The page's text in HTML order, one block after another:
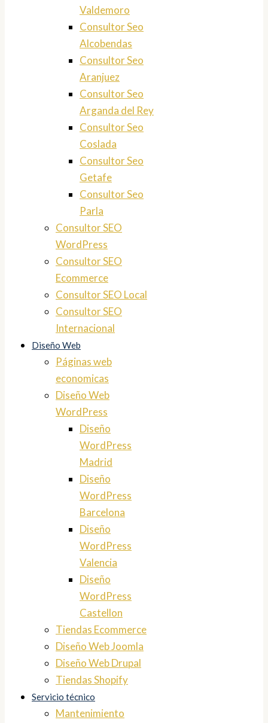
Valdemoro
Consultor Seo
Alcobendas
Consultor Seo
Aranjuez
Consultor Seo
Arganda del Rey
Consultor Seo
Coslada
Consultor Seo
Getafe
Consultor Seo
Parla
Consultor SEO
WordPress
Consultor SEO
Ecommerce
Consultor SEO Local
Consultor SEO
Internacional
Diseño Web
Páginas web
economicas
Diseño Web
WordPress
Diseño
WordPress
Madrid
Diseño
WordPress
Barcelona
Diseño
WordPress
Valencia
Diseño
WordPress
Castellon
Tiendas Ecommerce
Diseño Web Joomla
Diseño Web Drupal
Tiendas Shopify
Servicio técnico
Mantenimiento